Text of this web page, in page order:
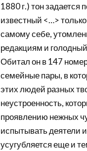
1880 г.) тон
известный <…>
самому себе,
редакциям и
Обитал он в 147
семейные пары, в
этих людей разных
неустроенность,
проявлению нежных
испытывать деятели
усугубляется еще и